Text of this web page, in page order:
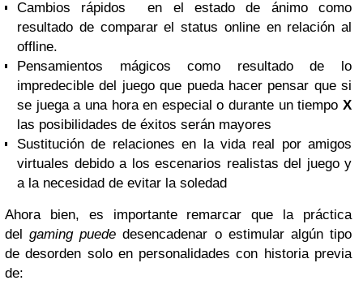
Cambios rápidos en el estado de ánimo como
resultado de comparar el status online en relación al
offline.
Pensamientos mágicos como resultado de lo
impredecible del juego que pueda hacer pensar que si
se juega a una hora en especial o durante un tiempo X
las posibilidades de éxitos serán mayores
Sustitución de relaciones en la vida real por amigos
virtuales debido a los escenarios realistas del juego y
a la necesidad de evitar la soledad
Ahora bien, es importante remarcar que la práctica
delgaming puededesencadenar o estimular algún tipo
de desorden solo en personalidades con historia previa
de: